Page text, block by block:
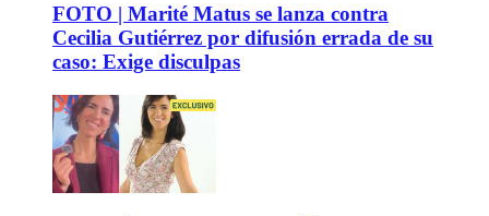
FOTO | Marité Matus se lanza contra
Cecilia Gutiérrez por difusión errada de su
caso: Exige disculpas